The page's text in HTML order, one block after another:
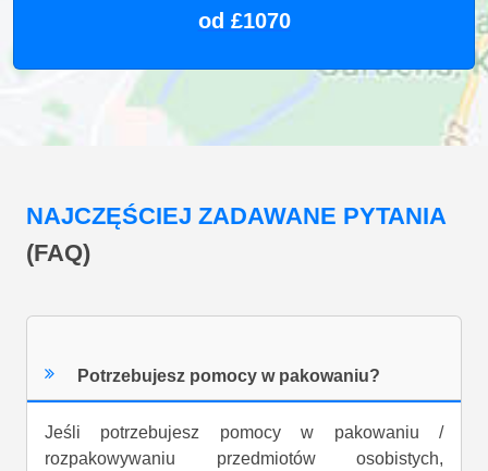
od £1070
NAJCZĘŚCIEJ ZADAWANE PYTANIA
(FAQ)
Potrzebujesz pomocy w pakowaniu?
Jeśli potrzebujesz pomocy w pakowaniu /
rozpakowywaniu przedmiotów osobistych,